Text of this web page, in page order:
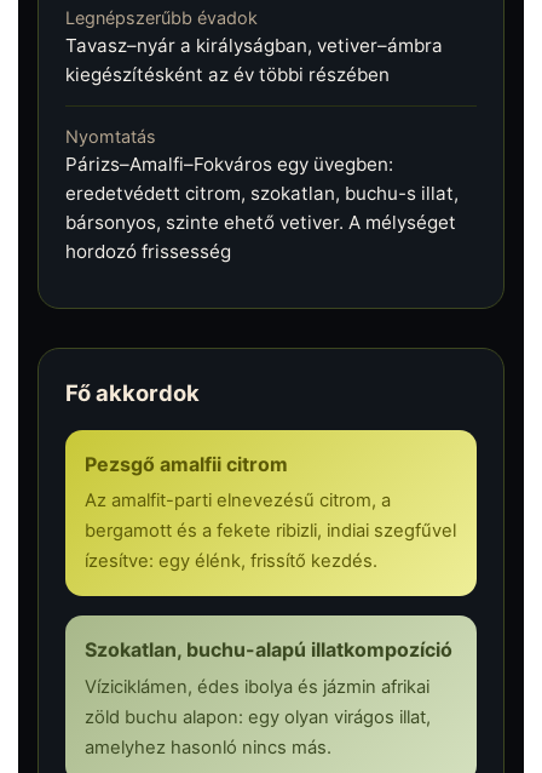
Legnépszerűbb évadok
Tavasz–nyár a királyságban, vetiver–ámbra
kiegészítésként az év többi részében
Nyomtatás
Párizs–Amalfi–Fokváros egy üvegben:
eredetvédett citrom, szokatlan, buchu-s illat,
bársonyos, szinte ehető vetiver. A mélységet
hordozó frissesség
Fő akkordok
Pezsgő amalfii citrom
Az amalfit-parti elnevezésű citrom, a
bergamott és a fekete ribizli, indiai szegfűvel
ízesítve: egy élénk, frissítő kezdés.
Szokatlan, buchu-alapú illatkompozíció
Víziciklámen, édes ibolya és jázmin afrikai
zöld buchu alapon: egy olyan virágos illat,
amelyhez hasonló nincs más.